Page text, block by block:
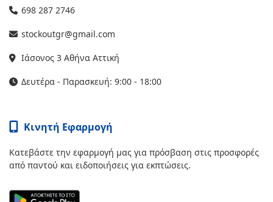
698 287 2746
stockoutgr@gmail.com
Ιάσονος 3 Αθήνα Αττική
Δευτέρα - Παρασκευή: 9:00 - 18:00
Κινητή Εφαρμογή
Κατεβάστε την εφαρμογή μας για πρόσβαση στις προσφορές
από παντού και ειδοποιήσεις για εκπτώσεις.